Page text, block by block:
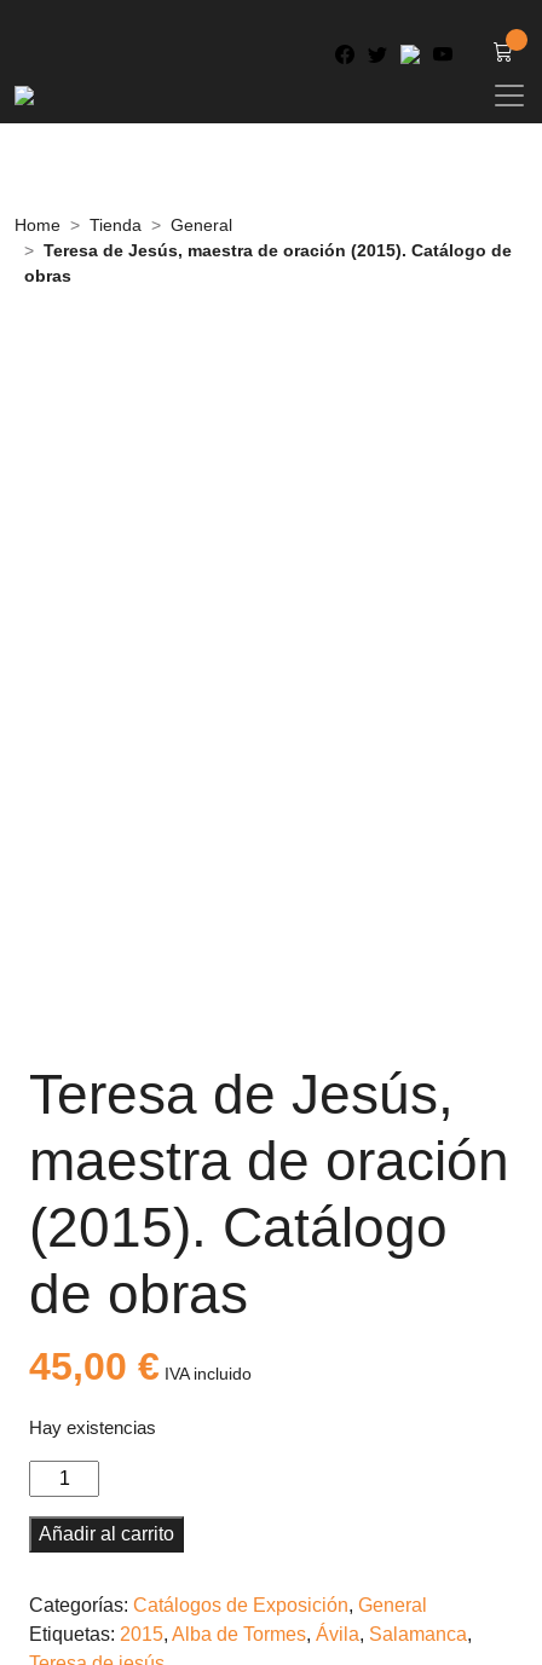
Home Tienda
General
Teresa de Jesús, maestra de oración (2015). Catálogo de
obras
Teresa de Jesús,
maestra de oración
(2015). Catálogo
de obras
45,00 € IVA incluido
Hay existencias
Teresa
de
Jesús,
oración
(2015).
Añadir al carrito
Categorías: Catálogos de Exposición, General
Etiquetas: 2015, Alba de Tormes, Ávila, Salamanca,